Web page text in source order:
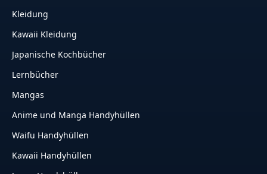
Kleidung
Kawaii Kleidung
Japanische Kochbücher
Lernbücher
Mangas
Anime und Manga Handyhüllen
Waifu Handyhüllen
Kawaii Handyhüllen